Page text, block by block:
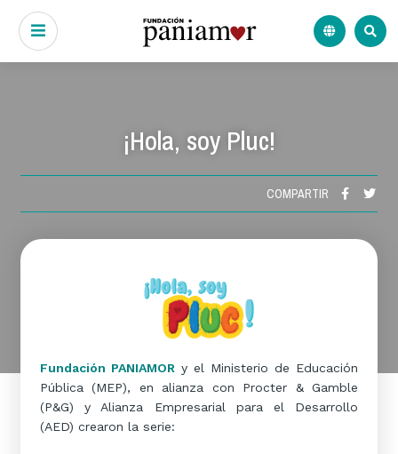
¡Hola, soy Pluc!
COMPARTIR
Fundación PANIAMOR y el Ministerio de Educación
Pública (MEP), en alianza con Procter & Gamble
(P&G) y Alianza Empresarial para el Desarrollo
(AED) crearon la serie: